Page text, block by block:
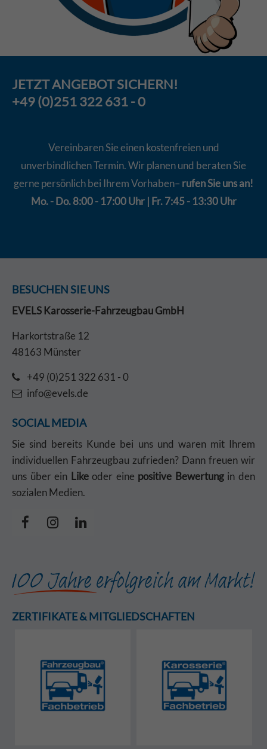
JETZTANGEBOTSICHERN!
+49 (0)251 322 631 - 0
Vereinbaren Sie einen kostenfreien und
unverbindlichen Termin. Wir planen und beraten Sie
gerne persönlich bei Ihrem Vorhaben– rufen Sie uns an!
Mo. - Do. 8:00 - 17:00 Uhr | Fr. 7:45 - 13:30 Uhr
BESUCHEN SIE UNS
EVELS Karosserie-Fahrzeugbau GmbH
Harkortstraße 12
48163 Münster
+49 (0)251 322 631 - 0
info@evels.de
SOCIAL MEDIA
Sie sind bereits Kunde bei uns und waren mit Ihrem
individuellen Fahrzeugbau zufrieden? Dann freuen wir
uns über ein Likeoder eine positive Bewertungin den
sozialen Medien.
ZERTIFIKATE & MITGLIEDSCHAFTEN